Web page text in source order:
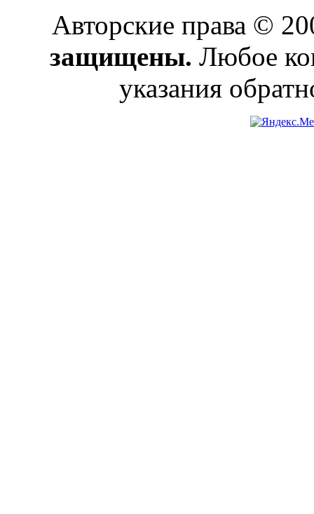
Авторские права ©
защищены. Любое
указания